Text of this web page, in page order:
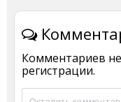
Комментариев
регистрации.